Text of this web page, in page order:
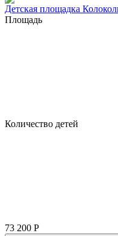
Детская площадка
Площадь
Количество детей
73 200 Р